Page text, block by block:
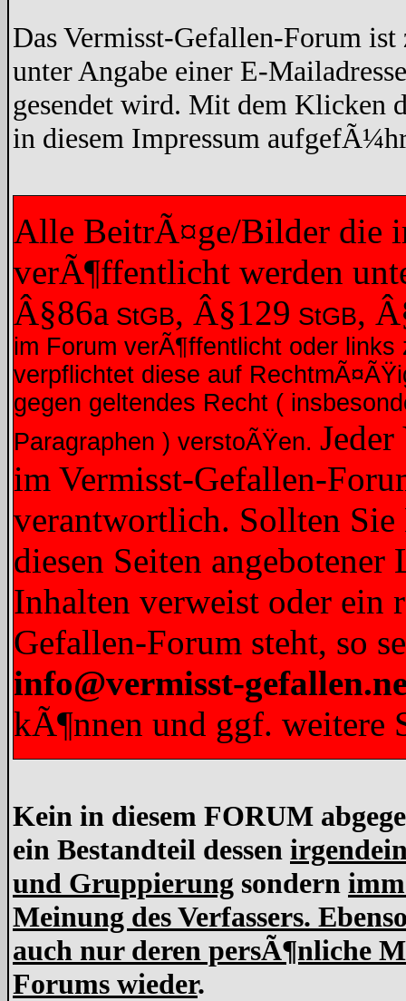
Das Vermisst-Gefallen-Forum
unter Angabe einer E-
gesendet wird. Mit dem Klicken
in diesem Impressum
Alle BeitrÃ¤ge/Bilder die
verÃ¶ffentlicht werden
Â§86a StGB, Â§129 StGB,
im Forum verÃ¶ffentlicht oder
verpflichtet diese auf
gegen geltendes Recht (
Paragraphen ) verstoÃŸen.
im Vermisst-Gefallen-
verantwortlich. Sollten Sie
diesen Seiten
Inhalten verweist oder ein
Gefallen-Forum steht, so
info@vermisst-
kÃ¶nnen und ggf. weitere
Kein in diesem FORUM
ein Bestandteil dessen
und Gruppierung sondern
Meinung des Verfassers.
auch nur deren persÃ¶nliche
Forums wieder.